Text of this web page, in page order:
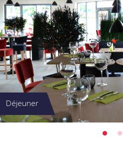
Déjeuner